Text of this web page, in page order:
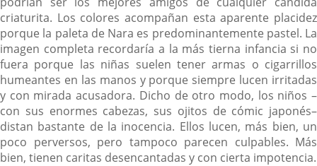
criaturita. Los colores acompañan esta aparente placidez
porque la paleta de Nara es predominantemente pastel. La
imagen completa recordaría a la más tierna infancia si no
fuera porque las niñas suelen tener armas o cigarrillos
humeantes en las manos y porque siempre lucen irritadas
y con mirada acusadora. Dicho de otro modo, los niños –
con sus enormes cabezas, sus ojitos de cómic japonés–
distan bastante de la inocencia. Ellos lucen, más bien, un
poco perversos, pero tampoco parecen culpables. Más
bien, tienen caritas desencantadas y con cierta impotencia.